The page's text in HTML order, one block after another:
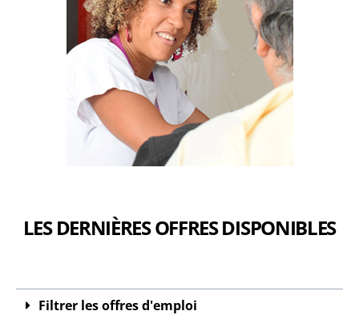
LES DERNIÈRES OFFRES DISPONIBLES
Filtrer les offres d'emploi